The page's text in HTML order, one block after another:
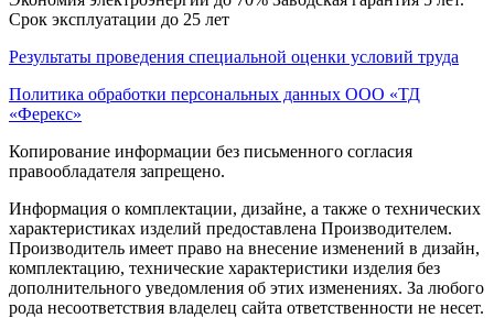
Срок эксплуатации до 25 лет
Результаты проведения специальной оценки условий труда
Политика обработки персональных данных ООО «ТД
«Ферекс»
Копирование информации без письменного согласия
правообладателя запрещено.
Информация о комплектации, дизайне, а также о технических
характеристиках изделий предоставлена Производителем.
Производитель имеет право на внесение изменений в дизайн,
комплектацию, технические характеристики изделия без
дополнительного уведомления об этих изменениях. За любого
рода несоответствия владелец сайта ответственности не несет.